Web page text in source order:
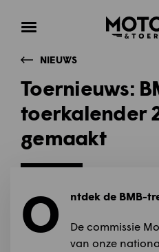
Open
NIEUWS
Toernieuws:
toerkalender
gemaakt
O ntdek de BMB-
De commissie
van onze